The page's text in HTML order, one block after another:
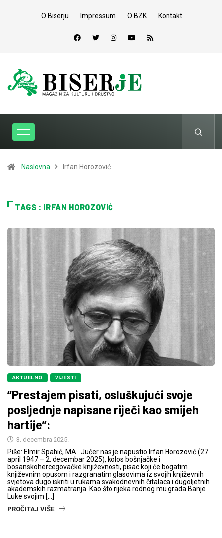
O Biserju Impressum O BZK Kontakt
Naslovna Irfan Horozović
TAGS : IRFAN HOROZOVIĆ
AKTUELNO VIJESTI
“Prestajem pisati, osluškujući svoje
posljednje napisane riječi kao smijeh
hartije”:
3. decembra 2025.
Piše: Elmir Spahić, MA Jučer nas je napustio Irfan Horozović (27.
april 1947 – 2. decembar 2025), kolos bošnjačke i
bosanskohercegovačke književnosti, pisac koji će bogatim
književnim opusom i razgranatim glasovima iz svojih književnih
svjetova dugo iskriti u rukama svakodnevnih čitalaca i dugoljetnih
akademskih razmatranja. Kao što rijeka rodnog mu grada Banje
Luke svojim […]
PROČITAJ VIŠE